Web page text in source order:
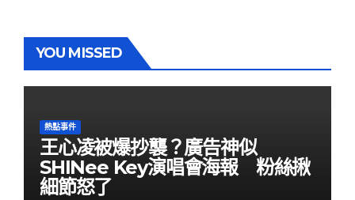
YOU MISSED
熱點事件
王心凌被爆抄襲？廣告神似
SHINee Key演唱會海報 粉絲揪
細節怒了